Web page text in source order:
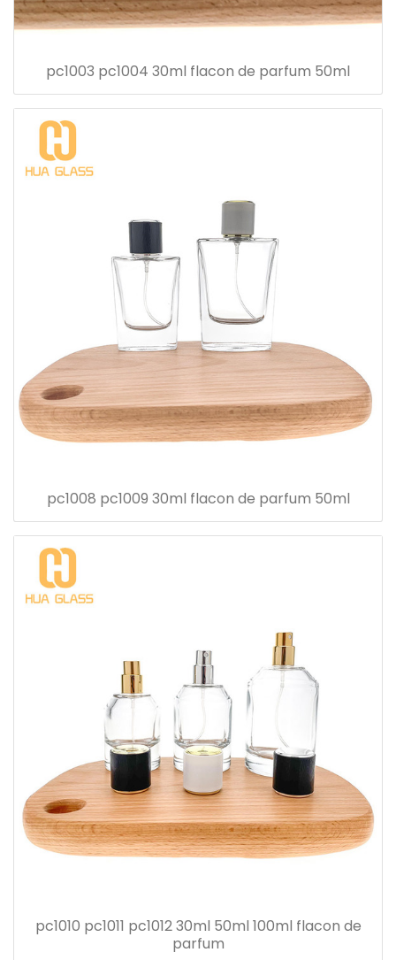
pc1003 pc1004 30ml flacon de parfum 50ml
pc1008 pc1009 30ml flacon de parfum 50ml
pc1010 pc1011 pc1012 30ml 50ml 100ml flacon de
parfum